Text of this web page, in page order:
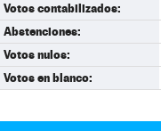
Votos contabilizados:
Abstenciones:
Votos nulos:
Votos en blanco: